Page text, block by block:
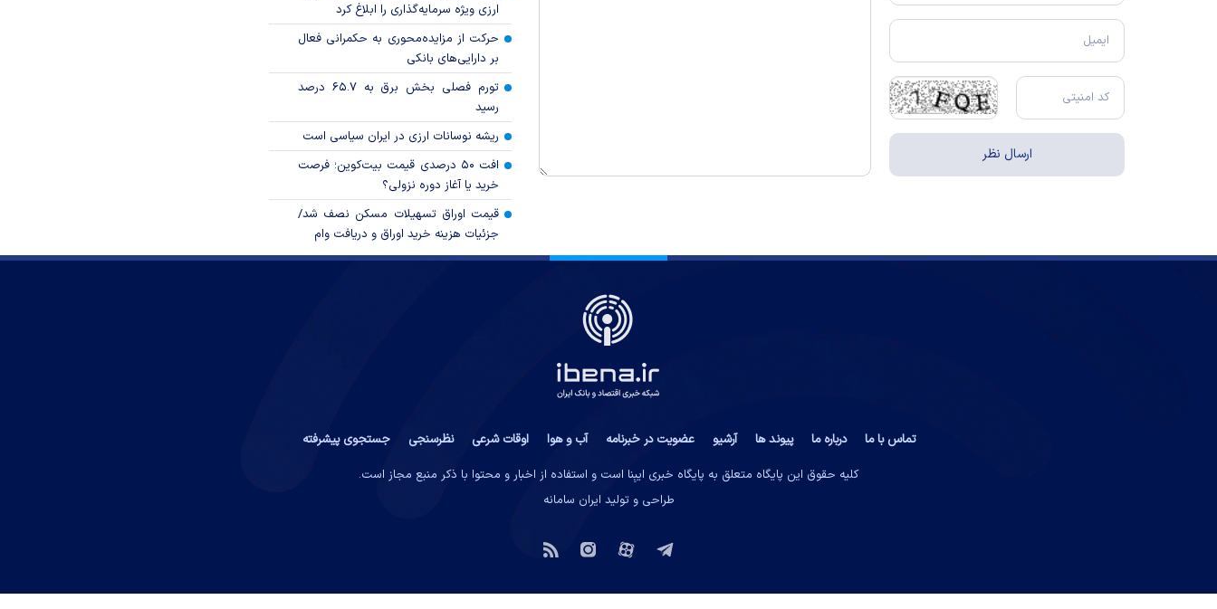
ارزی ویژه سرمایه‌گذاری را ابلاغ کرد
حرکت از مزایده‌محوری به حکمرانی فعال
بر دارایی‌های بانکی
تورم فصلی بخش برق به ۶۵.۷ درصد
رسید
ریشه نوسانات ارزی در ایران سیاسی است
افت ۵۰ درصدی قیمت بیت‌کوین؛ فرصت
خرید یا آغاز دوره نزولی؟
قیمت اوراق تسهیلات مسکن نصف شد/
جزئیات هزینه خرید اوراق و دریافت وام
تماس با ما درباره ما پیوند ها آرشیو عضویت در خبرنامه آب و هوا اوقات شرعی نظرسنجی
جستجوی پیشرفته
کلیه حقوق این پایگاه متعلق به پایگاه خبری ایبِنا است و استفاده از اخبار و محتوا با ذکر منبع مجاز است.
طراحی و تولید ایران سامانه